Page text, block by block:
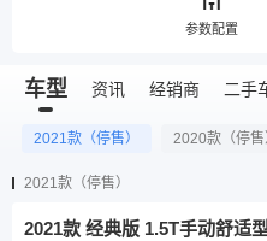
参数配置
车型 资讯 经销商 二手
2021款（停售） 2020款（停售
2021款（停售）
2021款 经典版 1.5T手动舒适型